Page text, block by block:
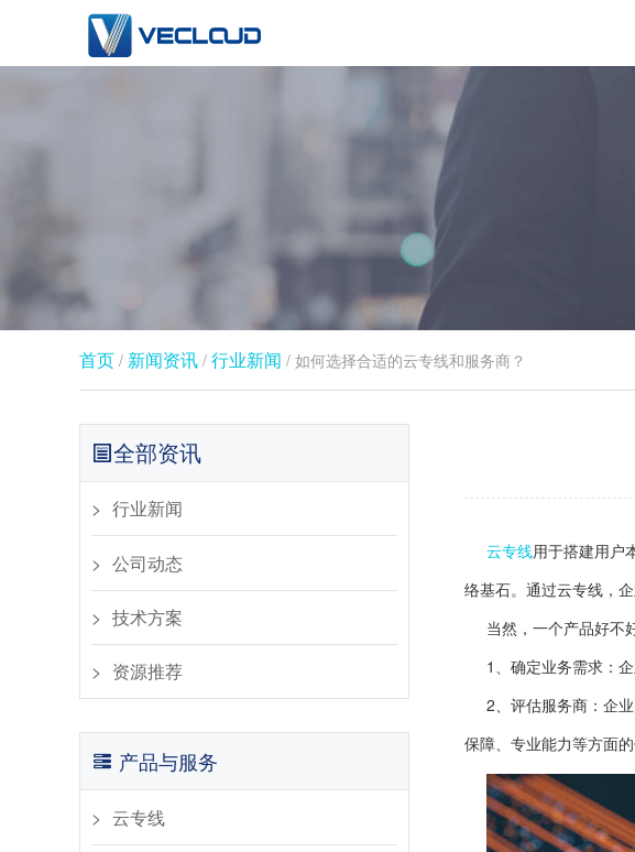
首页 / 新闻资讯 / 行业新闻​ / 如何选择合适的云专线和服务商？
全部资讯
行业新闻​
公司动态​
​技术方案
资源推荐
产品与服务
云专线
云专线用于搭建用户
络基石。通过云专线，
当然，一个产品好不
1、确定业务需求：
2、评估服务商：企
保障、专业能力等方面的